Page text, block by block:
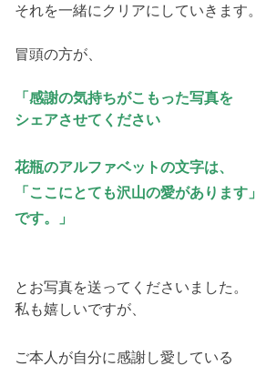
それを一緒にクリアにしていきます。
冒頭の方が、
「感謝の気持ちがこもった写真を
シェアさせてください
花瓶のアルファベットの文字は、
「ここにとても沢山の愛があります」
です。」
とお写真を送ってくださいました。
私も嬉しいですが、
ご本人が自分に感謝し愛している